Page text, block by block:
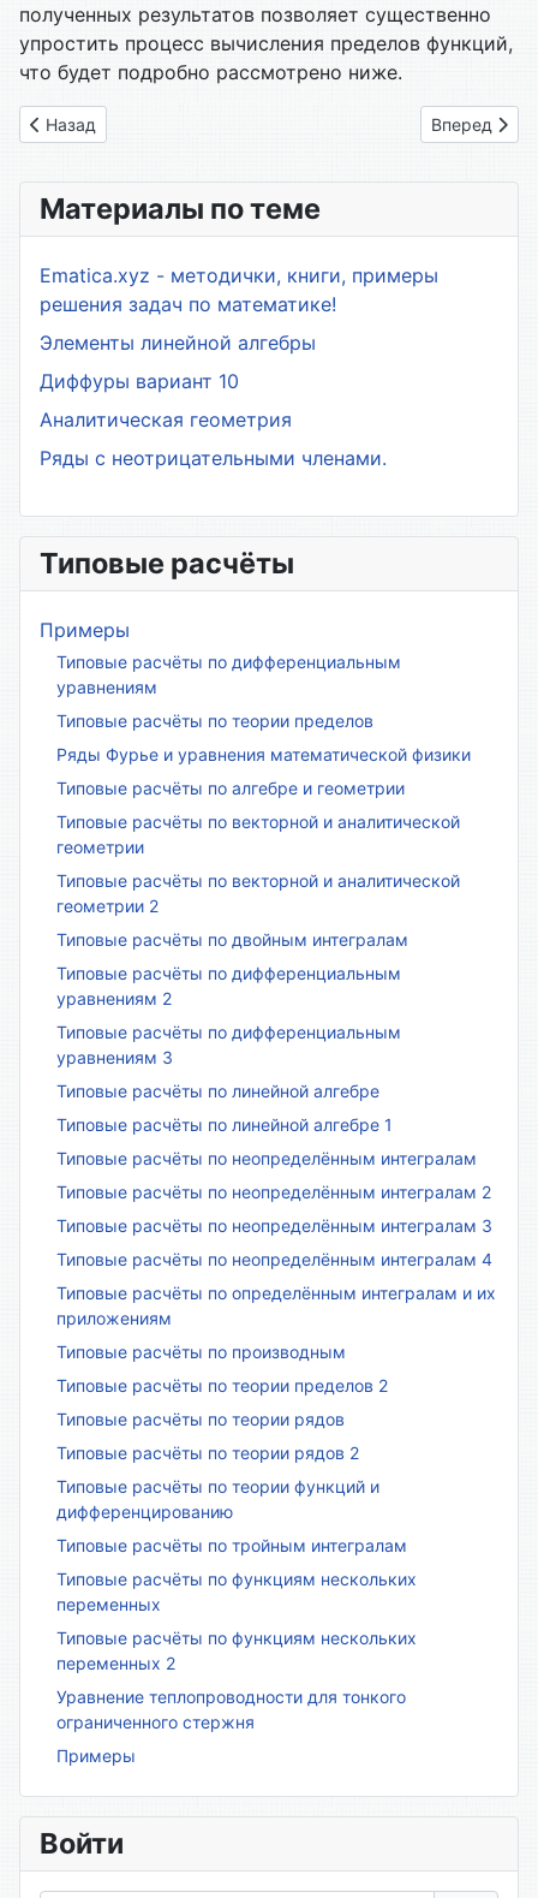
полученных результатов позволяет существенно
упростить процесс вычисления пределов функций,
что будет подробно рассмотрено ниже.
Предыдущий: 18. Теорема Лагранжа
Назад Следующий:
Вперед
Материалы по теме
Ematica.xyz - методички, книги, примеры
решения задач по математике!
Элементы линейной алгебры
Диффуры вариант 10
Аналитическая геометрия
Ряды с неотрицательными членами.
Типовые расчёты
Примеры
Типовые расчёты по дифференциальным
уравнениям
Типовые расчёты по теории пределов
Ряды Фурье и уравнения математической физики
Типовые расчёты по алгебре и геометрии
Типовые расчёты по векторной и аналитической
геометрии
Типовые расчёты по векторной и аналитической
геометрии 2
Типовые расчёты по двойным интегралам
Типовые расчёты по дифференциальным
уравнениям 2
Типовые расчёты по дифференциальным
уравнениям 3
Типовые расчёты по линейной алгебре
Типовые расчёты по линейной алгебре 1
Типовые расчёты по неопределённым интегралам
Типовые расчёты по неопределённым интегралам 2
Типовые расчёты по неопределённым интегралам 3
Типовые расчёты по неопределённым интегралам 4
Типовые расчёты по определённым интегралам и их
приложениям
Типовые расчёты по производным
Типовые расчёты по теории пределов 2
Типовые расчёты по теории рядов
Типовые расчёты по теории рядов 2
Типовые расчёты по теории функций и
дифференцированию
Типовые расчёты по тройным интегралам
Типовые расчёты по функциям нескольких
переменных
Типовые расчёты по функциям нескольких
переменных 2
Уравнение теплопроводности для тонкого
ограниченного стержня
Примеры
Войти